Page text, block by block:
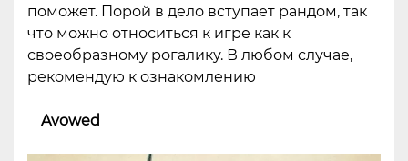
поможет. Порой в дело вступает рандом, так
что можно относиться к игре как к
своеобразному рогалику. В любом случае,
рекомендую к ознакомлению
Avowed